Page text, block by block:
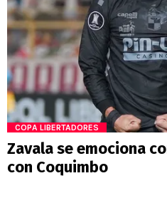
COPA LIBERTADORES
Zavala se emociona
con Coquimbo